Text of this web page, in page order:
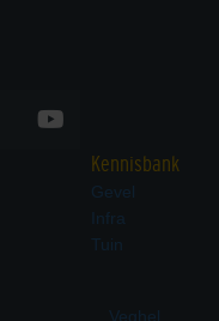
Kennisbank
Gevel
Infra
Tuin
Veghel